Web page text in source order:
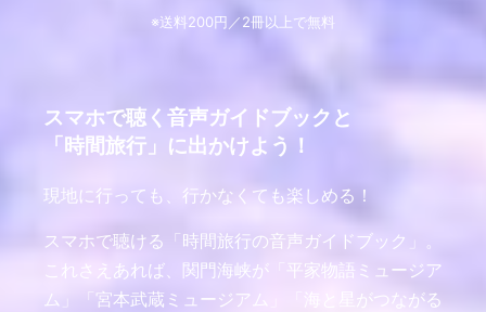
※送料200円／2冊以上で無料
スマホで聴く音声ガイドブックと
「時間旅行」に出かけよう！
現地に行っても、行かなくても楽しめる！
スマホで聴ける「時間旅行の音声ガイドブック」。
これさえあれば、関門海峡が「平家物語ミュージア
ム」「宮本武蔵ミュージアム」「海と星がつながる